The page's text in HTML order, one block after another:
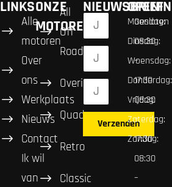
LINKS
Alle
motoren
Over
ons
Werkplaats
Nieuws
Contact
Ik wil
van
ONZE
MOTOREN
All
Off
Road
Overig
Quad
Retro
Classic
NIEUWSBRIEF
Verzenden
Maandag:
Dinsdag:
Woensdag:
Donderdag:
Vrijdag:
Zaterdag:
Zondag:
Gesloten
08:30
–
17:30
08:30
–
17:30
08:30
–